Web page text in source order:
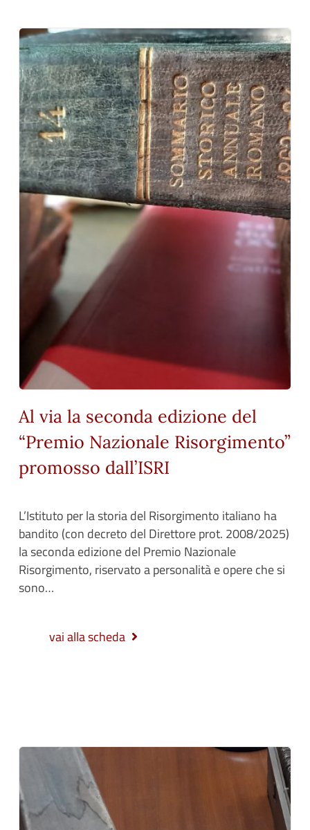
Al via la seconda edizione del
“Premio Nazionale Risorgimento”
promosso dall’ISRI
L’Istituto per la storia del Risorgimento italiano ha
bandito (con decreto del Direttore prot. 2008/2025)
la seconda edizione del Premio Nazionale
Risorgimento, riservato a personalità e opere che si
sono…
vai alla scheda